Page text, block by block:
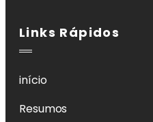
Links Rápidos
início
Resumos